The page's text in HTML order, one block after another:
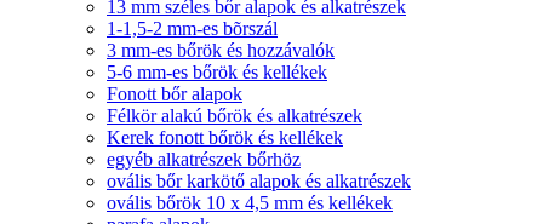
13 mm széles bőr alapok és alkatrészek
1-1,5-2 mm-es bõrszál
3 mm-es bőrök és hozzávalók
5-6 mm-es bőrök és kellékek
Fonott bőr alapok
Félkör alakú bőrök és alkatrészek
Kerek fonott bőrök és kellékek
egyéb alkatrészek bőrhöz
ovális bőr karkötő alapok és alkatrészek
ovális bőrök 10 x 4,5 mm és kellékek